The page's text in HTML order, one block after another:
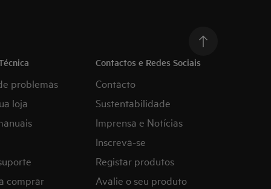
problemas
loja
comprar
Contactos e Redes Sociais
Contacto
Sustentabilidade
Imprensa e Notícias
Inscreva-se
Registar produtos
Avalie o seu produto